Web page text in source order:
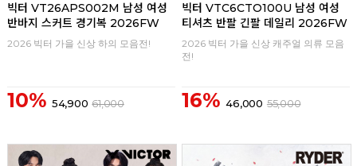
빅터 VT26APS002M 남성 여성
반바지 스커트 경기복 2026FW
2026 빅터 가을 신상 하의 모음전!
10% 54,900 61,000
빅터 VTC6CTO100U 남성 여성
티셔츠 반팔 긴팔 데일리 2026FW
2026 빅터 가을 신상 캐주얼 의류 모음
전!
16% 46,000 55,000